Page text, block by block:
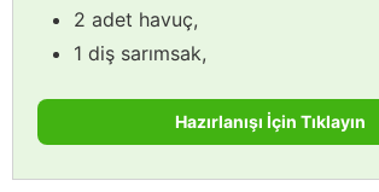
2 adet havuç,
1 diş sarımsak,
Hazırlanışı İçin Tıklayın